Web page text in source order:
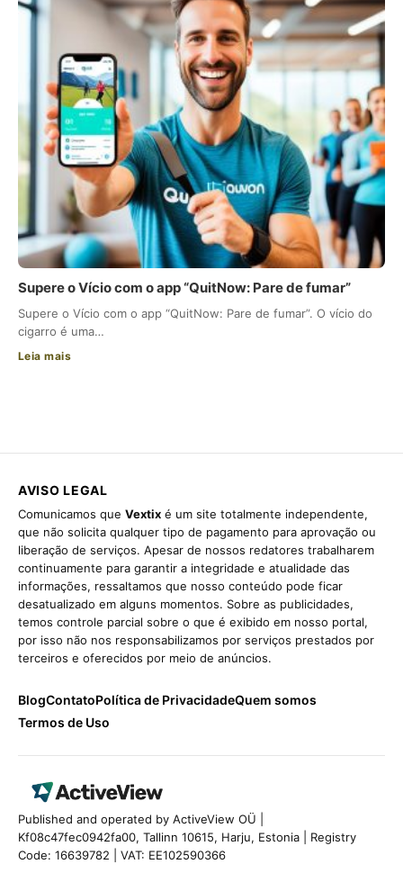
Supere o Vício com o app “QuitNow: Pare de fumar”
Supere o Vício com o app “QuitNow: Pare de fumar”. O vício do
cigarro é uma…
Leia mais
AVISO LEGAL
Comunicamos que Vextix é um site totalmente independente,
que não solicita qualquer tipo de pagamento para aprovação ou
liberação de serviços. Apesar de nossos redatores trabalharem
continuamente para garantir a integridade e atualidade das
informações, ressaltamos que nosso conteúdo pode ficar
desatualizado em alguns momentos. Sobre as publicidades,
temos controle parcial sobre o que é exibido em nosso portal,
por isso não nos responsabilizamos por serviços prestados por
terceiros e oferecidos por meio de anúncios.
BlogContatoPolítica de PrivacidadeQuem somos
Termos de Uso
Published and operated by ActiveView OÜ |
Kf08c47fec0942fa00, Tallinn 10615, Harju, Estonia | Registry
Code: 16639782 | VAT: EE102590366